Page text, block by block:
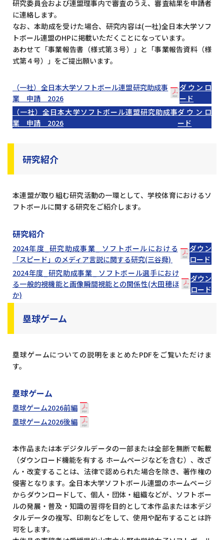
研究委員会および連盟理事内で審査のうえ、審査結果を申請者
に連絡します。
なお、本助成を受けた場合、研究内容は(一社)全日本大学ソフ
トボール連盟のHPに掲載いただくことになっています。
あわせて「事業報告書（様式第３号）」と「事業報告資料（様
式第４号）」をご提出願います。
（一社）全日本大学ソフトボール連盟研究助成事
業 申請 2026
ダウンロ
ード
（一社）全日本大学ソフトボール連盟研究助成事
業 申請 2026
ダウンロ
ード
研究紹介
本連盟が取り組む研究活動の一環として、学校体育におけるソ
フトボールに関する研究をご紹介します。
研究紹介
2024年度_研究助成事業_ ソフトボールにおける
「スピード」のメディア言説に関する研究(三谷舜)
ダウン
ロード
2024年度_研究助成事業_ ソフトボール選手におけ
る一般的視機能と画像瞬間視能との関係性(大田穂ほ
か)
ダウン
ロード
塁球ゲーム
塁球ゲームについての説明をまとめたPDFをご覧いただけま
す。
塁球ゲーム
塁球ゲーム2026前編
塁球ゲーム2026後編
本作品または本デジタルデータの一部または全部を無断で転載
（ダウンロード機能を有する ホームページなどを含む）、改ざ
ん・改変することは、法律で認められた場合を除き、著作権の
侵害となります。全日本大学ソフトボール連盟のホームページ
からダウンロードして、個人・団体・組織などが、ソフトボー
ルの発展・普及・知識の習得を目的として本作品または本デジ
タルデータの複写、印刷などをして、使用や配布することは許
可をします。